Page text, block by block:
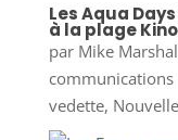
Les Aqua
à la plage
par Mike
communications
vedette,